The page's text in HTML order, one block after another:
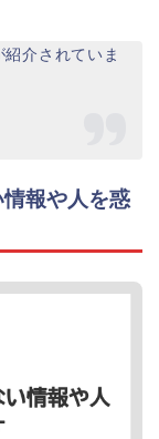
介されていま
情報や人を惑